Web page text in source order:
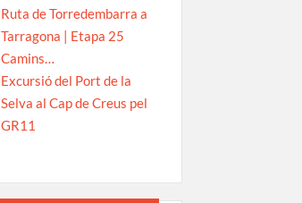
Ruta de Torredembarra a
Tarragona | Etapa 25
Camins…
Excursió del Port de la
Selva al Cap de Creus pel
GR11